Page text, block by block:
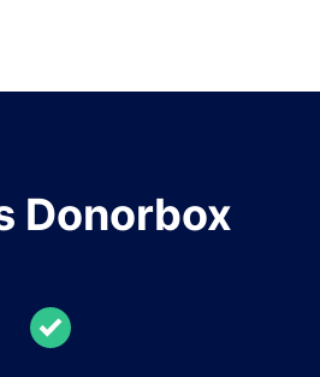
Donorbox